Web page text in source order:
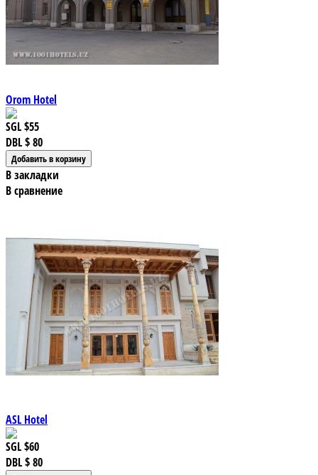
Orom Hotel
SGL$55
DBL$ 80
В закладки
В сравнение
ASL Hotel
SGL$60
DBL$ 80